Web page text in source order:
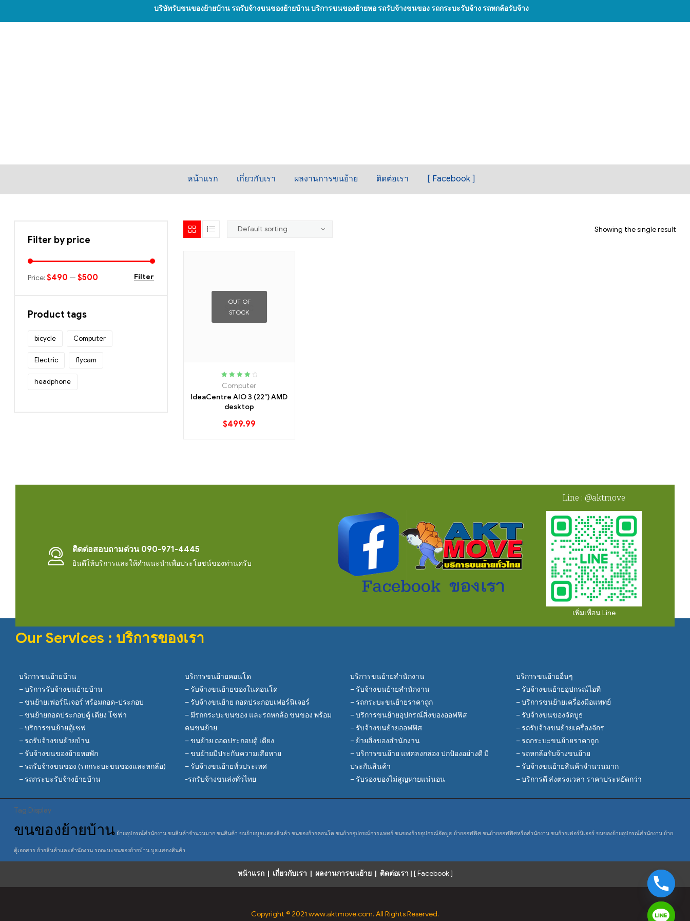
บริษัทรับขนของย้ายบ้าน รถรับจ้างขนของย้ายบ้าน บริการขนของย้ายหอ รถรับจ้างขนของ รถกระบะรับจ้าง รถหกล้อรับจ้าง
หน้าแรก เกี่ยวกับเรา ผลงานการขนย้าย ติดต่อเรา [ Facebook ]
Showing the single result
OUT OF
STOCK
Rated
4.20
out of 5
Computer
IdeaCentre AIO 3 (22”) AMD
desktop
$499.99
Filter by price
Filter
Price: $490 — $500
Product tags
bicycle Computer
Electric flycam
headphone
ติดต่อสอบถามด่วน 090-971-4445
ยินดีให้บริการและให้คำแนะนำเพื่อประโยชน์ของท่านครับ
Line : @aktmove
เพิ่มเพื่อน Line
Our Services : บริการของเรา
บริการขนย้ายบ้าน
– บริการรับจ้างขนย้ายบ้าน
– ขนย้ายเฟอร์นิเจอร์ พร้อมถอด-ประกอบ
– ขนย้ายถอดประกอบตู้ เตียง โซฟา
– บริการขนย้ายตู้เซฟ
– รถรับจ้างขนย้ายบ้าน
– รับจ้างขนของย้ายหอพัก
– รถรับจ้างขนของ (รถกระบะขนของและหกล้อ)
– รถกระบะรับจ้างย้ายบ้าน
บริการขนย้ายคอนโด
– รับจ้างขนย้ายของในคอนโด
– รับจ้างขนย้าย ถอดประกอบเฟอร์นิเจอร์
– มีรถกระบะขนของ และรถหกล้อ ขนของ พร้อม
คนขนย้าย
– ขนย้าย ถอดประกอบตู้ เตียง
– ขนย้ายมีประกันความเสียหาย
– รับจ้างขนย้ายทั่วประเทศ
-รถรับจ้างขนส่งทั่วไทย
บริการขนย้ายสำนักงาน
– รับจ้างขนย้ายสำนักงาน
– รถกระบะขนย้ายราคาถูก
– บริการขนย้ายอุปกรณ์สิ่งของออฟฟิส
– รับจ้างขนย้ายออฟฟิศ
– ย้ายสิ่งของสำนักงาน
– บริการขนย้าย แพคลงกล่อง ปกป้องอย่างดี มี
ประกันสินค้า
– รับรองของไม่สูญหายแน่นอน
บริการขนย้ายอื่นๆ
– รับจ้างขนย้ายอุปกรณ์ไอที
– บริการขนย้ายเครื่องมือแพทย์
– รับจ้างขนของจัดบูธ
– รถรับจ้างขนย้ายเครื่องจักร
– รถกระบะขนย้ายราคาถูก
– รถหกล้อรับจ้างขนย้าย
– รับจ้างขนย้ายสินค้าจำนวนมาก
– บริการดี ส่งตรงเวลา ราคาประหยัดกว่า
Tag Display
ขนของย้ายบ้าน ย้ายอุปกรณ์สำนักงาน ขนสินค้าจำนวนมาก ขนสินค้า ขนย้ายบูธแสดงสินค้า ขนของย้ายคอนโด ขนย้ายอุปกรณ์การแพทย์ ขนของย้ายอุปกรณ์จัดบูธ ย้ายออฟฟิศ ขนย้ายออฟฟิศหรือสำนักงาน ขนย้ายเฟอร์นิเจอร์ ขนของย้ายอุปกรณ์สำนักงาน ย้าย
ตู้เอกสาร ย้ายสินค้าและสำนักงาน รถกะบะขนของย้ายบ้าน บูธแสดงสินค้า
หน้าแรก| เกี่ยวกับเรา | ผลงานการขนย้าย| ติดต่อเรา | [ Facebook ]
Copyright © 2021 www.aktmove.com. All Rights Reserved.
d
e
c
a
t
y